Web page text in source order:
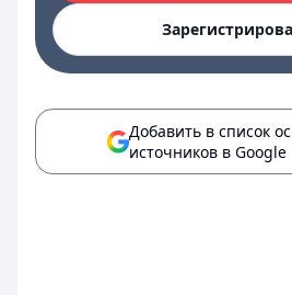
Добавить в список
источников в Google